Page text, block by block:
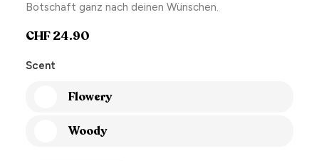
Botschaft ganz nach deinen Wünschen.
CHF24.90
Scent
Flowery
Woody